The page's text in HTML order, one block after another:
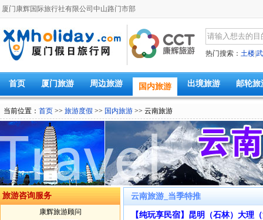
厦门康辉国际旅行社有限公司中山路门市部
热门搜索： 土楼
首页 厦门旅游 周边旅游 国内旅游 出境旅游 邮轮旅
当前位置： 首页 >> 旅游度假 >> 国内旅游 >> 云南旅游
旅游咨询服务
康辉旅游顾问
云南旅游_当季特推
【纯玩享民宿】昆明（石林）大理